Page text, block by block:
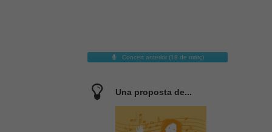
Concert anterior (18 de març)
Una proposta de...
Per tal que el
nostre lloc
possible
durant la
vostra visita.
Si rebutges